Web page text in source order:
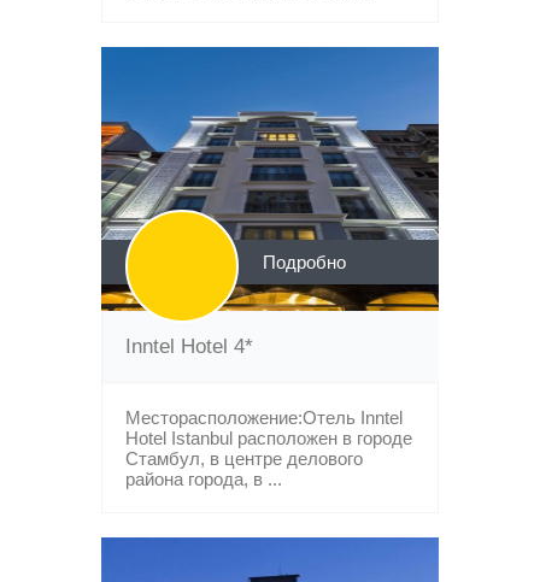
Подробно
Inntel Hotel 4*
Месторасположение:Отель Inntel
Hotel Istanbul расположен в городе
Стамбул, в центре делового
района города, в ...